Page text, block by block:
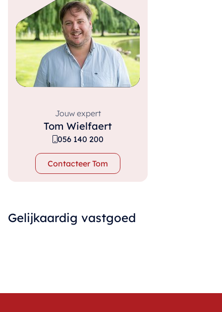
Jouw expert
Tom Wielfaert
056 140 200
Contacteer Tom
Gelijkaardig vastgoed